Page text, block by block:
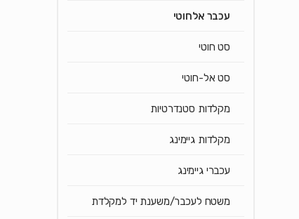
עכבר אלחוטי
סט חוטי
סט אל-חוטי
מקלדות סטנדרטיות
מקלדות גיימינג
עכברי גיימינג
משטח לעכבר/משענת יד למקלדת